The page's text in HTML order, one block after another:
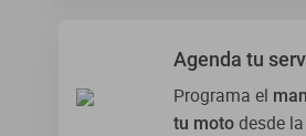
Agenda tu
Programa el
tu motodesde la